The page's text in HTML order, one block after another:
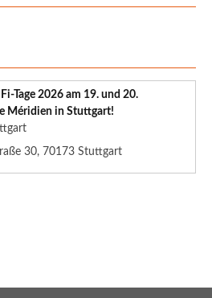
Tage 2026 am 19. und 20.
Méridien in Stuttgart!
30, 70173 Stuttgart